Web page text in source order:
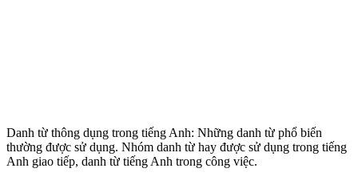
Danh từ thông dụng trong tiếng Anh: Những danh từ phổ biến
thường được sử dụng. Nhóm danh từ hay được sử dụng trong tiếng
Anh giao tiếp, danh từ tiếng Anh trong công việc.